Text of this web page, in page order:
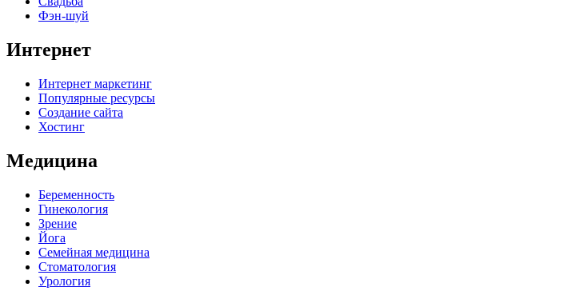
Фэн-шуй
Интернет
Интернет маркетинг
Популярные ресурсы
Создание сайта
Хостинг
Медицина
Беременность
Гинекология
Зрение
Йога
Семейная медицина
Стоматология
Урология